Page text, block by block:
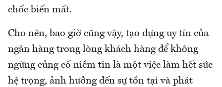
chốc biến mất.
Cho nên, bao giờ cũng vậy, tạo dựng uy tín của
ngân hàng trong lòng khách hàng để không
ngừng củng cố niềm tin là một việc làm hết sức
hệ trọng, ảnh hưởng đến sự tồn tại và phát